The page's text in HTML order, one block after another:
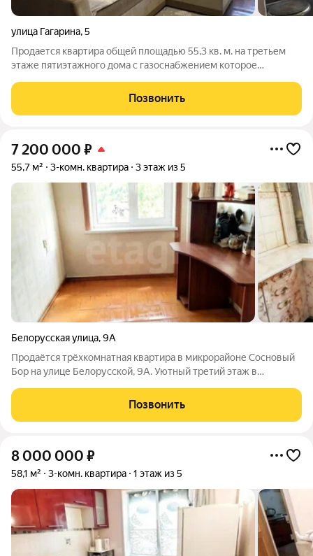
улица Гагарина,5
Продается квартира общей площадью 55,3 кв. м. на третьем
этаже пятиэтажного дома с газоснабжением которое
независимость от перебоев с электричеством. В квартире
выполнена узаконенная
Позвонить
7 200 000 ₽
55,7 м² 3-комн. квартира 3 этаж из 5
Белорусская улица,9А
Продаётся трёхкомнатная квартира в микрорайоне Сосновый
Бор на улице Белорусской, 9А. Уютный третий этаж в
проходной, санузел
Позвонить
8 000 000 ₽
58,1 м² 3-комн. квартира 1 этаж из 5